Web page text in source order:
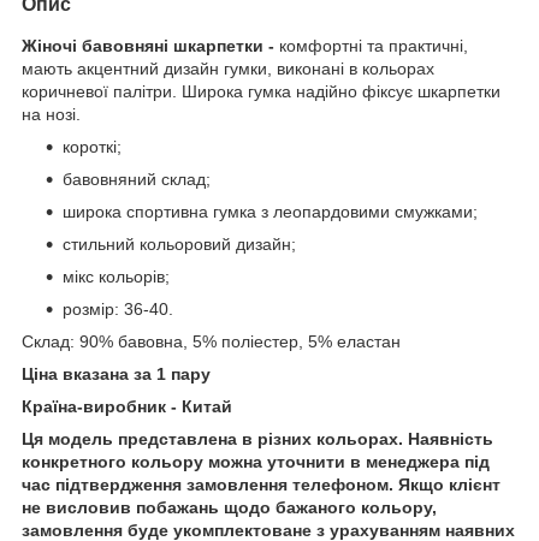
Жіночі бавовняні шкарпетки - комфортні та практичні,
мають акцентний дизайн гумки, виконані в кольорах
коричневої палітри. Широка гумка надійно фіксує шкарпетки
на нозі.
короткі;
бавовняний склад;
широка спортивна гумка з леопардовими смужками;
стильний кольоровий дизайн;
мікс кольорів;
розмір: 36-40.
Склад: 90% бавовна, 5% поліестер, 5% еластан
Ціна вказана за 1 пару
Країна-виробник - Китай
Ця модель представлена в різних кольорах. Наявність
конкретного кольору можна уточнити в менеджера під
час підтвердження замовлення телефоном. Якщо клієнт
не висловив побажань щодо бажаного кольору,
замовлення буде укомплектоване з урахуванням наявних